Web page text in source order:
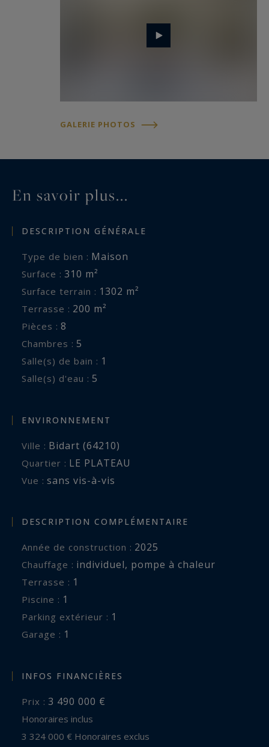
GALERIE PHOTOS
En savoir plus...
DESCRIPTION GÉNÉRALE
Type de bien : Maison
Surface : 310 m²
Surface terrain : 1302 m²
Terrasse : 200 m²
Pièces : 8
Chambres : 5
Salle(s) de bain : 1
Salle(s) d'eau : 5
ENVIRONNEMENT
Ville : Bidart (64210)
Quartier : LE PLATEAU
Vue : sans vis-à-vis
DESCRIPTION COMPLÉMENTAIRE
Année de construction : 2025
Chauffage : individuel, pompe à chaleur
terrasse : 1
piscine : 1
parking extérieur : 1
garage : 1
INFOS FINANCIÈRES
Prix : 3 490 000 €
Honoraires inclus
3 324 000 € Honoraires exclus